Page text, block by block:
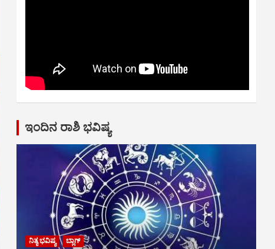
ಇಂದಿನ ರಾಶಿ ಭವಿಷ್ಯ
ನಿತ್ಯ ಭವಿಷ್ಯ ಬ್ಲಾಗ್